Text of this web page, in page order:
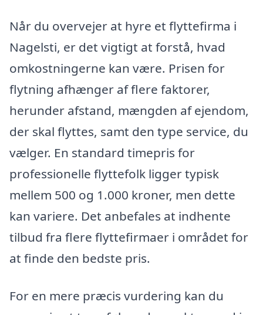
Når du overvejer at hyre et flyttefirma i
Nagelsti, er det vigtigt at forstå, hvad
omkostningerne kan være. Prisen for
flytning afhænger af flere faktorer,
herunder afstand, mængden af ejendom,
der skal flyttes, samt den type service, du
vælger. En standard timepris for
professionelle flyttefolk ligger typisk
mellem 500 og 1.000 kroner, men dette
kan variere. Det anbefales at indhente
tilbud fra flere flyttefirmaer i området for
at finde den bedste pris.
For en mere præcis vurdering kan du